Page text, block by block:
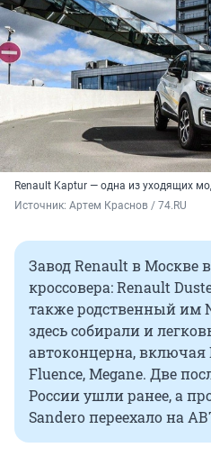
Renault Kaptur — одна из уходящих
Источник: Артем Краснов / 74.RU
Завод Renault в Москве
кроссовера: Renault
также родственный им
здесь собирали и
автоконцерна, включая
Fluence, Megane. Две
России ушли ранее, а
Sandero переехало на